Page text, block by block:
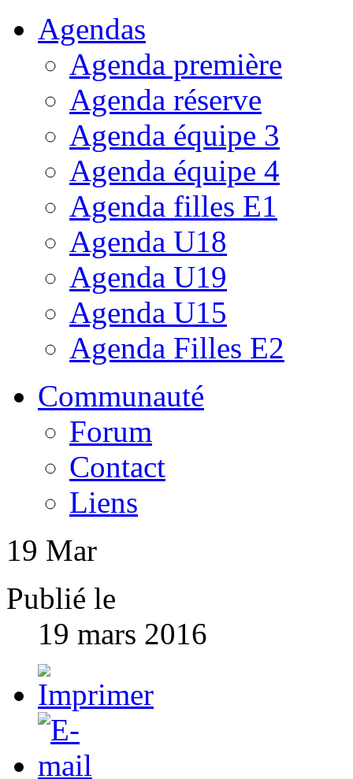
Agendas
Agenda première
Agenda réserve
Agenda équipe 3
Agenda équipe 4
Agenda filles E1
Agenda U18
Agenda U19
Agenda U15
Agenda Filles E2
Communauté
Forum
Contact
Liens
19 Mar
Publié le
19 mars 2016